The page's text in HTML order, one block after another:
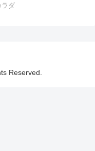
ラダ
Reserved.